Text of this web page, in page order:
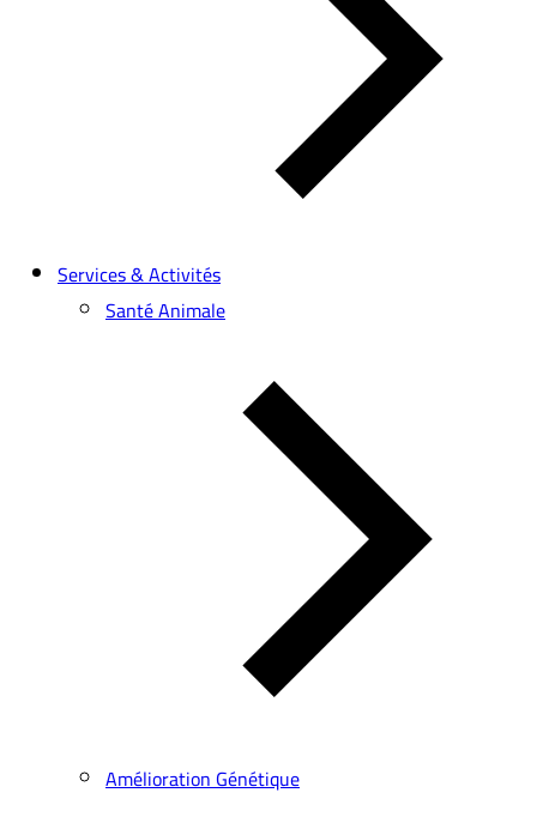
Services & Activités
Santé Animale
Amélioration Génétique